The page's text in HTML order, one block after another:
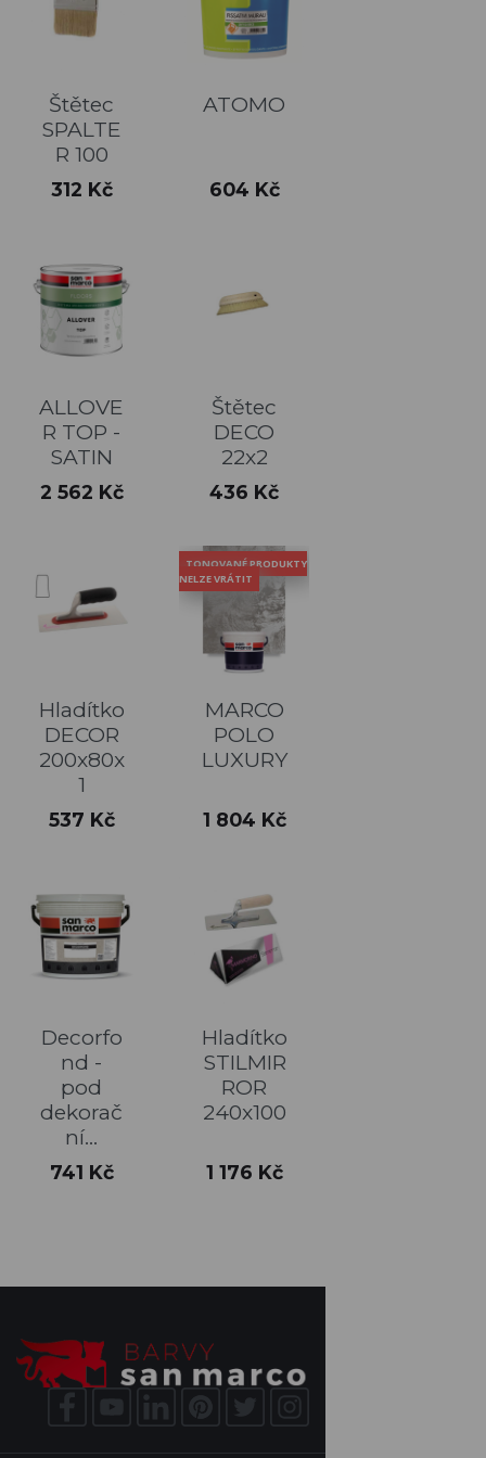
Štětec
SPALTE
R 100
Cena
312 Kč
ATOMO
Cena
604 Kč
ALLOVE
R TOP -
SATIN
Cena
2 562 Kč
Štětec
DECO
22x2
Cena
436 Kč
Hladítko
DECOR
200x80x
1
Cena
537 Kč
TONOVANÉ PRODUKTY
NELZE VRÁTIT
MARCO
POLO
LUXURY
Cena
1 804 Kč
Decorfo
nd -
pod
dekorač
ní...
Cena
741 Kč
Hladítko
STILMIR
ROR
240x100
Cena
1 176 Kč